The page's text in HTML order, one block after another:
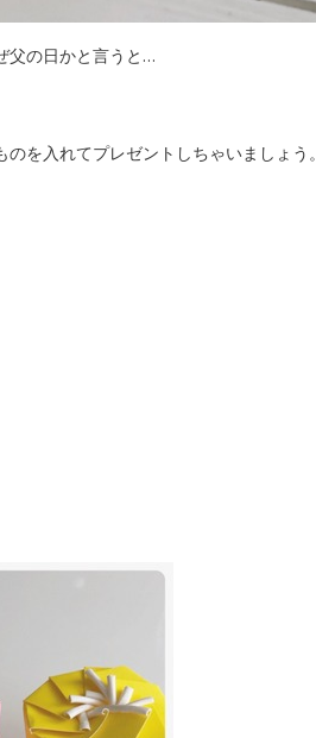
父の日かと言うと…
を入れてプレゼントしちゃいましょう。